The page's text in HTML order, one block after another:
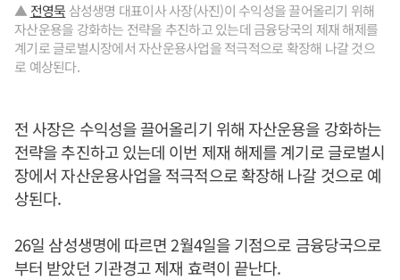
▲ 전영묵 삼성생명 대표이사 사장(사진)이 수익성을 끌어올리기 위해
자산운용을 강화하는 전략을 추진하고 있는데 금융당국의 제재 해제를
계기로 글로벌시장에서 자산운용사업을 적극적으로 확장해 나갈 것으
로 예상된다.
전 사장은 수익성을 끌어올리기 위해 자산운용을 강화하는
전략을 추진하고 있는데 이번 제재 해제를 계기로 글로벌시
장에서 자산운용사업을 적극적으로 확장해 나갈 것으로 예
상된다.
26일 삼성생명에 따르면 2월4일을 기점으로 금융당국으로
부터 받았던 기관경고 제재 효력이 끝난다.